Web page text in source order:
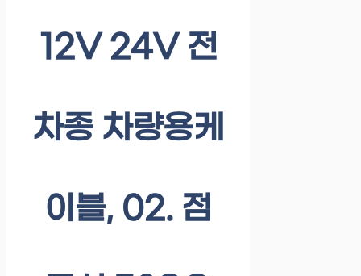
12V 24V 전
차종 차량용케
이블, 02. 점